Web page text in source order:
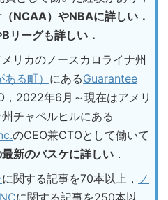
NCAA）やNBAに詳しい．
リーグも詳しい．
リカのノースカロライナ州
る町） にあるGuarantee
，2022年6月～現在はアメリ
チャペルヒルにある
のCEO兼CTOとして働いて
新のバスケに詳しい ．
に関する記事を70本以上， ノ
に関する記事を250本以